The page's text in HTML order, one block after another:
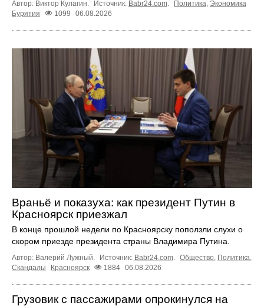
Автор: Виктор Кулагин. Источник: Babr24.com. Политика, Экономика
Бурятия
1099 06.08.2026
Враньё и показуха: как президент Путин в
Красноярск приезжал
В конце прошлой недели по Красноярску поползли слухи о
скором приезде президента страны Владимира Путина.
Автор: Валерий Лужный. Источник: Babr24.com Общество Политика
Скандалы
Красноярск 1884 06.08.2026
Грузовик с пассажирами опрокинулся на